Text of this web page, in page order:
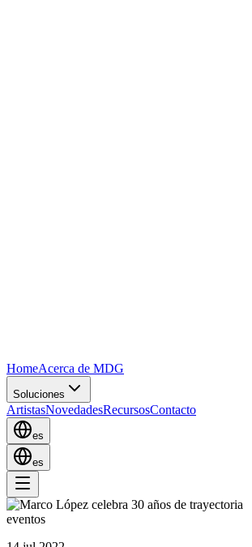
HomeAcerca de MDG
Soluciones
ArtistasNovedadesRecursosContacto
es
es
eventos